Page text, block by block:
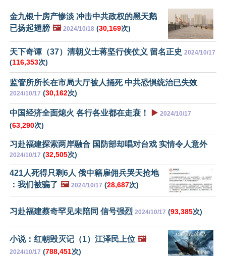
金九银十房产惨淡 冲击中共政权的黑天鹅
已扬起翅膀 🖼️ 2024/10/18 (30,169次)
天下奇谭（37）清朝义士蒋坚行侠仗义 留名正史 2024/10/17
(116,353次)
监管所所长在市局大厅被人捅死 中共恐惧统治已失效
2024/10/17 (30,162次)
中国经济全面熄火 各行各业都在走衰！ ▶️ 2024/10/17
(63,290次)
习赴福建探索两岸融合 国防部却唱对台戏 实情令人意外
2024/10/17 (32,505次)
421人死得只剩6人 俄中籍雇佣兵哭天抢地
：我们被骗了 🖼️ 2024/10/17 (28,687次)
习赴福建蔡奇罕见未陪同 信号强烈 2024/10/17 (93,385次)
小说：红朝毁灭记（1）江泽民上位 🖼️
2024/10/17 (788,451次)